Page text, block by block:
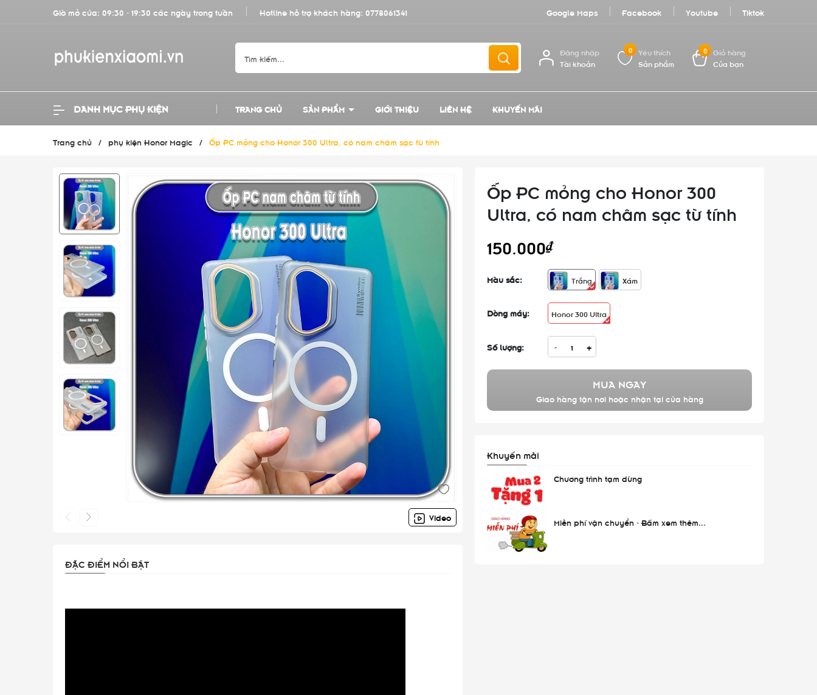
Giờ mở cửa: 09:30 - 19:30 các ngày trong tuần Hotline hỗ trợ khách hàng: 0778061341 Google Maps Facebook Youtube Tiktok
Đăng nhập
Tài khoản
0
Yêu thích
Sản phẩm
0
Giỏ hàng
Của bạn
DANH MỤC PHỤ KIỆN TRANG CHỦ SẢN PHẨM GIỚI THIỆU LIÊN HỆ KHUYẾN MÃI
Trang chủ / phụ kiện Honor Magic / Ốp PC mỏng cho Honor 300 Ultra, có nam châm sạc từ tính
Video
ĐẶC ĐIỂM NỔI BẬT
Ốp PC mỏng cho Honor 300
Ultra, có nam châm sạc từ tính
150.000₫
Màu sắc: Trắng Xám
Dòng máy: Honor 300 Ultra
Số lượng: - +
MUA NGAY
Giao hàng tận nơi hoặc nhận tại cửa hàng
Khuyến mãi
Chương trình tạm dừng
Miễn phí vận chuyển - Bấm xem thêm...